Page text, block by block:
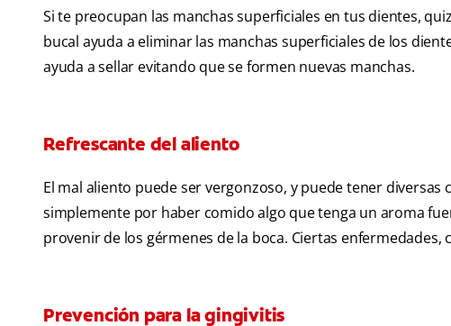
Si te preocupan las manchas superficiales en tus dientes,
bucal ayuda a eliminar las manchas superficiales de los
ayuda a sellar evitando que se formen nuevas manchas.
Refrescante del aliento
El mal aliento puede ser vergonzoso, y puede tener diversas
simplemente por haber comido algo que tenga un aroma
provenir de los gérmenes de la boca. Ciertas
Prevención para la gingivitis